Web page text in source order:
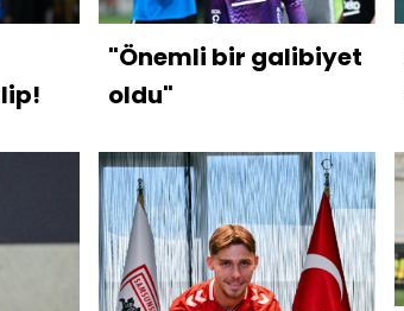
"Önemli bir galibiyet
oldu"